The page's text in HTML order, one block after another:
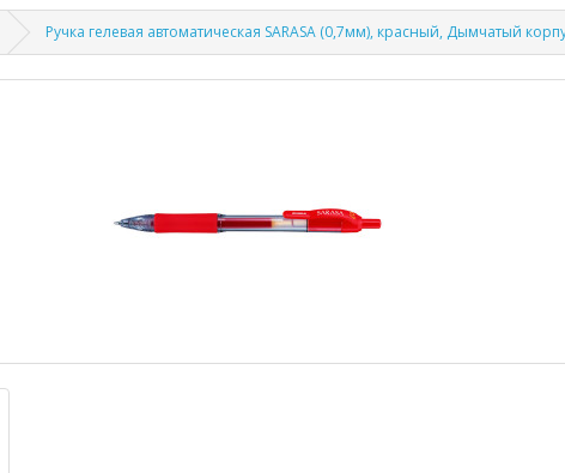
Ручка гелевая автоматическая SARASA (0,7мм), красный, Дымчатый